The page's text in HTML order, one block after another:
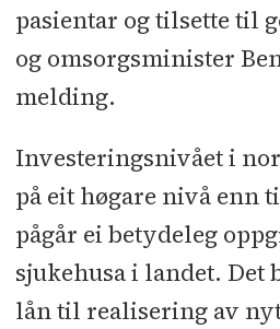
pasientar og tilsette til
og omsorgsminister
melding.
Investeringsnivået i
på eit høgare nivå enn
pågår ei betydeleg
sjukehusa i landet. Det
lån til realisering av